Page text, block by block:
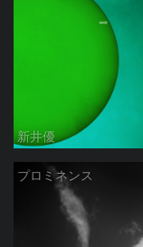
新井優
プロミネンス